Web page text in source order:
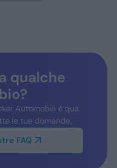
qualche
Automobili è qua
le tue domande.
FAQ